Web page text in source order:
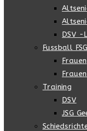
DSV -
Fussball
Frauen
Training
DSV
JSG